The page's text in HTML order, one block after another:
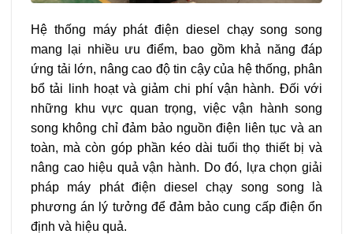
Hệ thống máy phát điện diesel chạy song song
mang lại nhiều ưu điểm, bao gồm khả năng đáp
ứng tải lớn, nâng cao độ tin cậy của hệ thống, phân
bổ tải linh hoạt và giảm chi phí vận hành. Đối với
những khu vực quan trọng, việc vận hành song
song không chỉ đảm bảo nguồn điện liên tục và an
toàn, mà còn góp phần kéo dài tuổi thọ thiết bị và
nâng cao hiệu quả vận hành. Do đó, lựa chọn giải
pháp máy phát điện diesel chạy song song là
phương án lý tưởng để đảm bảo cung cấp điện ổn
định và hiệu quả.